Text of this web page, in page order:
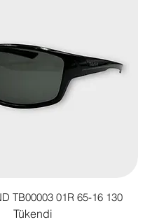
TB00003 01R 65-16 130
Tükendi